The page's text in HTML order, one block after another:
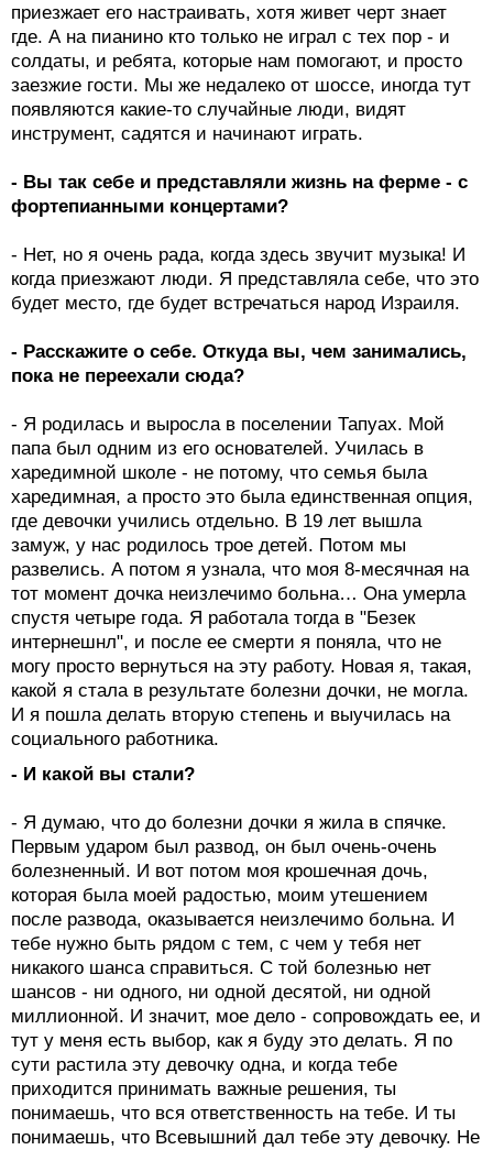
приезжает его настраивать, хотя живет черт знает
где. А на пианино кто только не играл с тех пор - и
солдаты, и ребята, которые нам помогают, и просто
заезжие гости. Мы же недалеко от шоссе, иногда тут
появляются какие-то случайные люди, видят
инструмент, садятся и начинают играть.
- Вы так себе и представляли жизнь на ферме - с
фортепианными концертами?
- Нет, но я очень рада, когда здесь звучит музыка! И
когда приезжают люди. Я представляла себе, что это
будет место, где будет встречаться народ Израиля.
- Расскажите о себе. Откуда вы, чем занимались,
пока не переехали сюда?
- Я родилась и выросла в поселении Тапуах. Мой
папа был одним из его основателей. Училась в
харедимной школе - не потому, что семья была
харедимная, а просто это была единственная опция,
где девочки учились отдельно. В 19 лет вышла
замуж, у нас родилось трое детей. Потом мы
развелись. А потом я узнала, что моя 8-месячная на
тот момент дочка неизлечимо больна… Она умерла
спустя четыре года. Я работала тогда в "Безек
интернешнл", и после ее смерти я поняла, что не
могу просто вернуться на эту работу. Новая я, такая,
какой я стала в результате болезни дочки, не могла.
И я пошла делать вторую степень и выучилась на
социального работника.
- И какой вы стали?
- Я думаю, что до болезни дочки я жила в спячке.
Первым ударом был развод, он был очень-очень
болезненный. И вот потом моя крошечная дочь,
которая была моей радостью, моим утешением
после развода, оказывается неизлечимо больна. И
тебе нужно быть рядом с тем, с чем у тебя нет
никакого шанса справиться. С той болезнью нет
шансов - ни одного, ни одной десятой, ни одной
миллионной. И значит, мое дело - сопровождать ее, и
тут у меня есть выбор, как я буду это делать. Я по
сути растила эту девочку одна, и когда тебе
приходится принимать важные решения, ты
понимаешь, что вся ответственность на тебе. И ты
понимаешь, что Всевышний дал тебе эту девочку. Не